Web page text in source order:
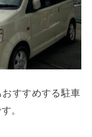
すすめする駐車
。